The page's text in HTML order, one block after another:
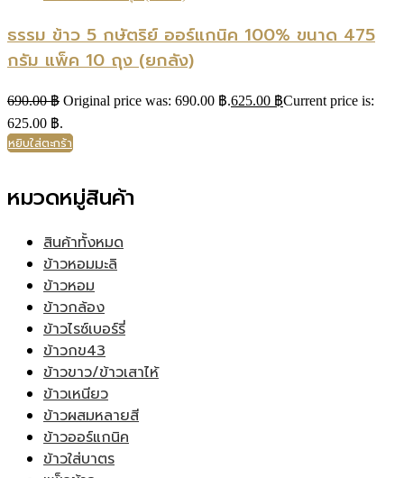
ธรรม ข้าว 5 กษัตริย์ ออร์แกนิค 100% ขนาด 475
กรัม แพ็ค 10 ถุง (ยกลัง)
690.00฿ Original price was: 690.00 ฿.625.00 ฿Current price is:
625.00 ฿.
หยิบใส่ตะกร้า
หมวดหมู่สินค้า
สินค้าทั้งหมด
ข้าวหอมมะลิ
ข้าวหอม
ข้าวกล้อง
ข้าวไรซ์เบอร์รี่
ข้าวกข43
ข้าวขาว/ข้าวเสาไห้
ข้าวเหนียว
ข้าวผสมหลายสี
ข้าวออร์แกนิค
ข้าวใส่บาตร